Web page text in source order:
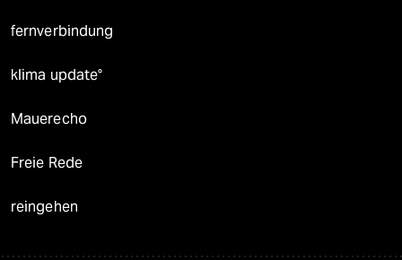
fernverbindung
klima update°
Mauerecho
Freie Rede
reingehen